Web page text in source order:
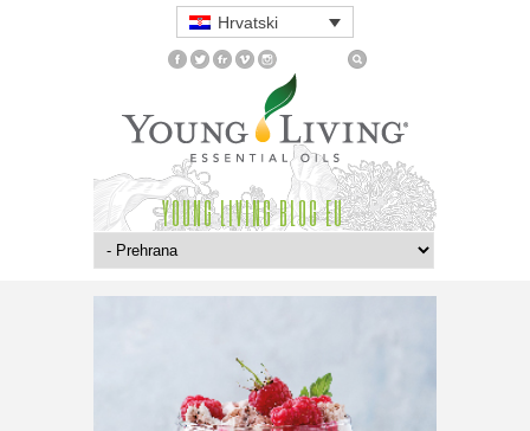
Hrvatski
YOUNG LIVING BLOG EU